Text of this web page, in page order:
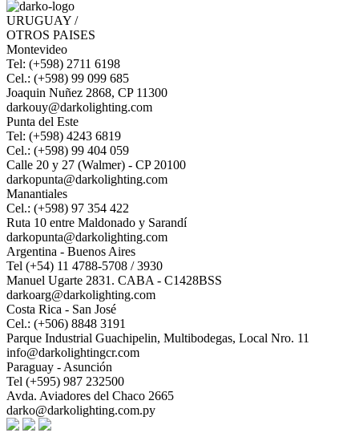
URUGUAY /
OTROS PAISES
Montevideo
Tel: (+598) 2711 6198
Cel.: (+598) 99 099 685
Joaquin Nuñez 2868, CP 11300
darkouy@darkolighting.com
Punta del Este
Tel: (+598) 4243 6819
Cel.: (+598) 99 404 059
Calle 20 y 27 (Walmer) - CP 20100
darkopunta@darkolighting.com
Manantiales
Cel.: (+598) 97 354 422
Ruta 10 entre Maldonado y Sarandí
darkopunta@darkolighting.com
Argentina - Buenos Aires
Tel (+54) 11 4788-5708 / 3930
Manuel Ugarte 2831. CABA - C1428BSS
darkoarg@darkolighting.com
Costa Rica - San José
Cel.: (+506) 8848 3191
Parque Industrial Guachipelin, Multibodegas, Local Nro. 11
info@darkolightingcr.com
Paraguay - Asunción
Tel (+595) 987 232500
Avda. Aviadores del Chaco 2665
darko@darkolighting.com.py